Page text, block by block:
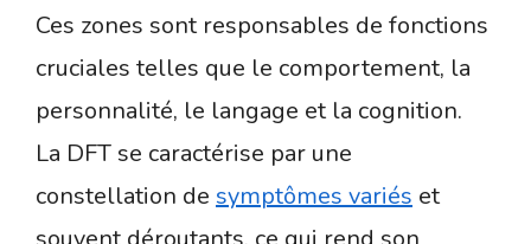
Ces zones sont responsables de fonctions
cruciales telles que le comportement, la
personnalité, le langage et la cognition.
La DFT se caractérise par une
constellation de symptômes variés et